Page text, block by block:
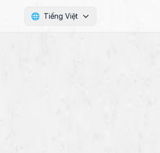
🌐 Tiếng Việt